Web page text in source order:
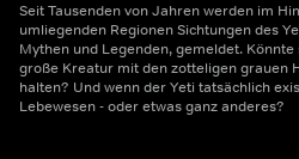
Seit Tausenden von Jahren werden im
umliegenden Regionen Sichtungen des
Mythen und Legenden, gemeldet.
große Kreatur mit den zotteligen grauen
halten? Und wenn der Yeti tatsächlich
Lebewesen - oder etwas ganz anderes?